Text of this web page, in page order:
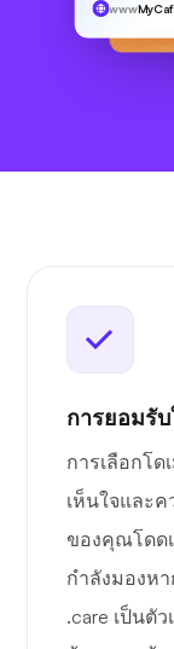
www
การยอมรั
การเลือกโ
เห็นใจและ
ของคุณโดด
กำลังมองห
.care เป็นตั